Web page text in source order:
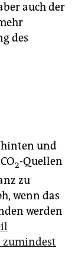
auch der
des
und
2-Quellen
zu
wenn das
werden
zumindest